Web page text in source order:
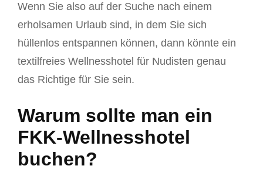
Wenn Sie also auf der Suche nach einem
erholsamen Urlaub sind, in dem Sie sich
hüllenlos entspannen können, dann könnte ein
textilfreies Wellnesshotel für Nudisten genau
das Richtige für Sie sein.
Warum sollte man ein
FKK-Wellnesshotel
buchen?